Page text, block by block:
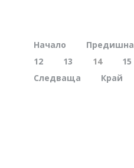
Начало Предишна
12
13 14 15
Следваща
Край